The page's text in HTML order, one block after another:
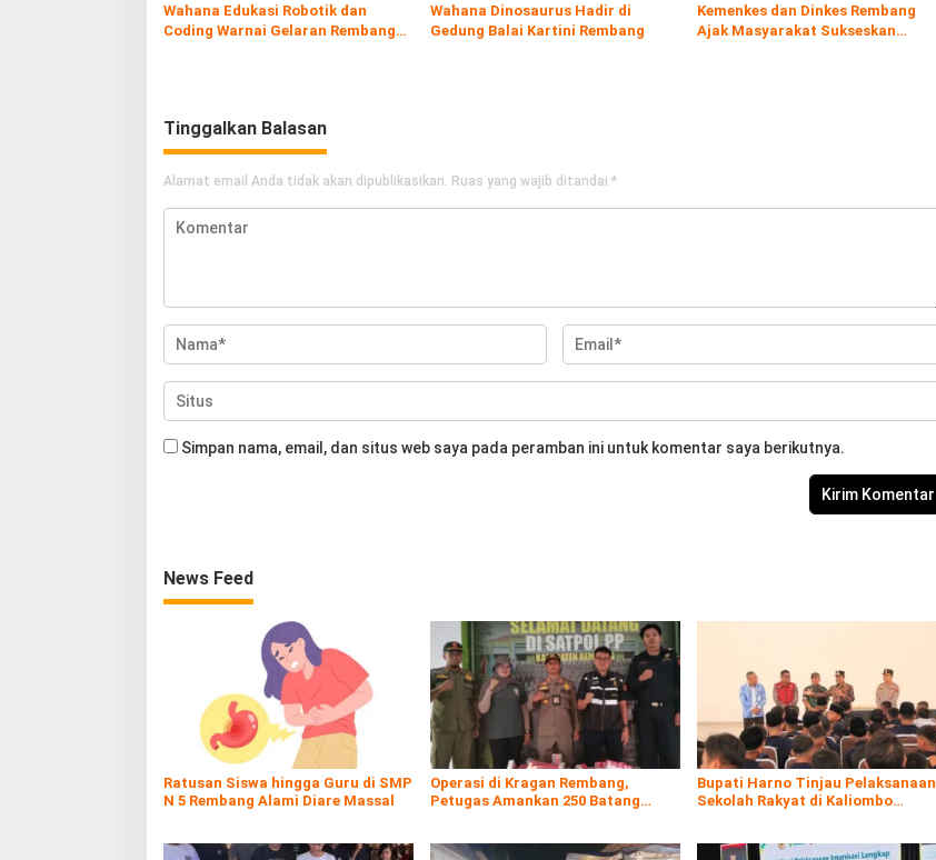
Wahana Edukasi Robotik dan
Coding Warnai Gelaran Rembang
Wahana Dinosaurus Hadir di
Gedung Balai Kartini Rembang
Kemenkes dan Dinkes Rembang
Ajak Masyarakat Sukseskan
Tinggalkan Balasan
Alamat email Anda tidak akan dipublikasikan. Ruas yang wajib ditandai *
Simpan nama, email, dan situs web saya pada peramban ini untuk komentar saya berikutnya.
News Feed
Ratusan Siswa hingga Guru di SMP
N 5 Rembang Alami Diare Massal
Operasi di Kragan Rembang,
Petugas Amankan 250 Batang
Bupati Harno Tinjau Pelaksanaan
Sekolah Rakyat di Kaliombo